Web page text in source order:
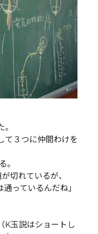
３つに仲間わけを
。
切れているが、
っているんだね」
K玉説はショートし